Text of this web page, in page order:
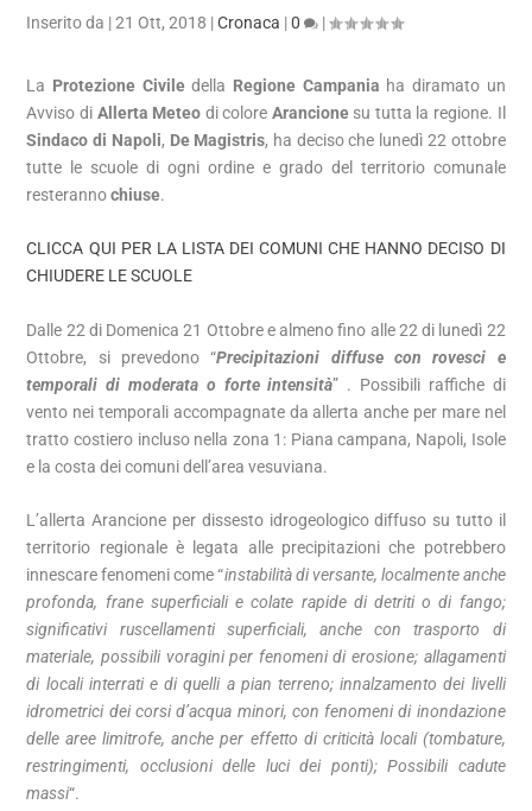
Inserito da |21 Ott, 2018 |Cronaca |0 |
La Protezione Civiledella Regione Campania ha diramato un
Avviso di Allerta Meteo di colore Arancionesu tutta la regione. Il
Sindaco di Napoli, De Magistris, ha deciso che lunedì 22 ottobre
tutte le scuole di ogni ordine e grado del territorio comunale
resterannochiuse.
CLICCA QUI PER LA LISTA DEI COMUNI CHE HANNO DECISO DI
CHIUDERE LE SCUOLE
Dalle 22 di Domenica 21 Ottobre e almeno fino alle 22 di lunedì 22
Ottobre, si prevedono “Precipitazioni diffuse con rovesci e
temporali di moderata o forte intensità” . Possibili raffiche di
vento nei temporali accompagnate da allerta anche per mare nel
tratto costiero incluso nella zona 1: Piana campana, Napoli, Isole
e la costa dei comuni dell’area vesuviana.
L’allerta Arancione per dissesto idrogeologico diffuso su tutto il
territorio regionale è legata alle precipitazioni che potrebbero
innescare fenomeni come “instabilità di versante, localmente anche
profonda, frane superficiali e colate rapide di detriti o di fango;
significativi ruscellamenti superficiali, anche con trasporto di
materiale, possibili voragini per fenomeni di erosione; allagamenti
di locali interrati e di quelli a pian terreno; innalzamento dei livelli
idrometrici dei corsi d’acqua minori, con fenomeni di inondazione
delle aree limitrofe, anche per effetto di criticità locali (tombature,
restringimenti, occlusioni delle luci dei ponti); Possibili cadute
massi“.